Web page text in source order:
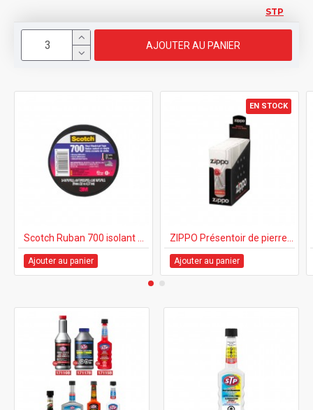
STP
AJOUTER AU PANIER
Ajouter au panier
EN STOCK
Ajouter au panier